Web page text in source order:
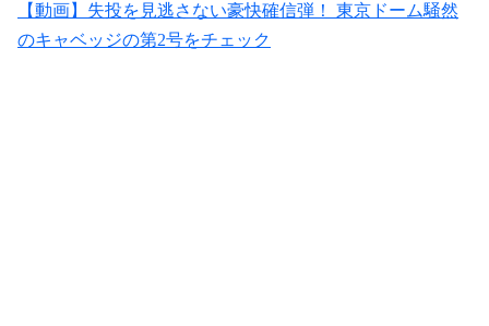
【動画】失投を見逃さない豪快確信弾！ 東京ドーム騒然
のキャベッジの第2号をチェック